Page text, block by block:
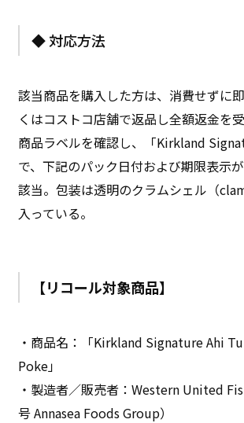
◆ 対応方法
該当商品を購入した方は、消費せずに
くはコストコ店舗で返品し全額返金を
商品ラベルを確認し、「Kirkland
で、下記のパック日付および期限表示
該当。包装は透明のクラムシェル（
入っている。
【リコール対象商品】
・商品名：「Kirkland Signature Ahi
Poke」
・製造者／販売者：Western United
号 Annasea Foods Group）